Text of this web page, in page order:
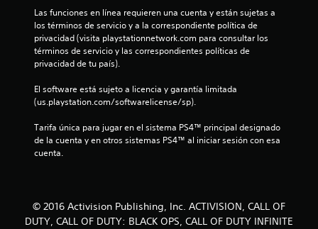
Las funciones en línea requieren una cuenta y están sujetas a
los términos de servicio y a la correspondiente política de
privacidad (visita playstationnetwork.com para consultar los
términos de servicio y las correspondientes políticas de
privacidad de tu país).
El software está sujeto a licencia y garantía limitada
(us.playstation.com/softwarelicense/sp).
Tarifa única para jugar en el sistema PS4™ principal designado
de la cuenta y en otros sistemas PS4™ al iniciar sesión con esa
cuenta.
© 2016 Activision Publishing, Inc. ACTIVISION, CALL OF
DUTY, CALL OF DUTY: BLACK OPS, CALL OF DUTY INFINITE